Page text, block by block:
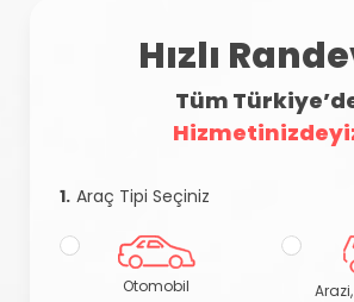
Hızlı
Tüm
1. Araç Tipi Seçiniz
Otomobil